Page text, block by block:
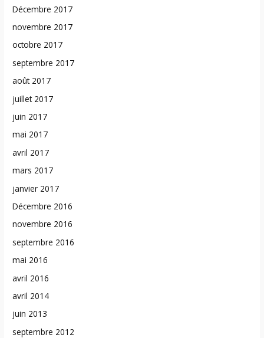
Décembre 2017
novembre 2017
octobre 2017
septembre 2017
août 2017
juillet 2017
juin 2017
mai 2017
avril 2017
mars 2017
janvier 2017
Décembre 2016
novembre 2016
septembre 2016
mai 2016
avril 2016
avril 2014
juin 2013
septembre 2012